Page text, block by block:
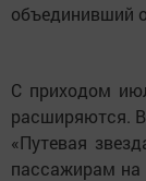
объединивший
С приходом
расширяются. В
«Путевая
пассажирам на